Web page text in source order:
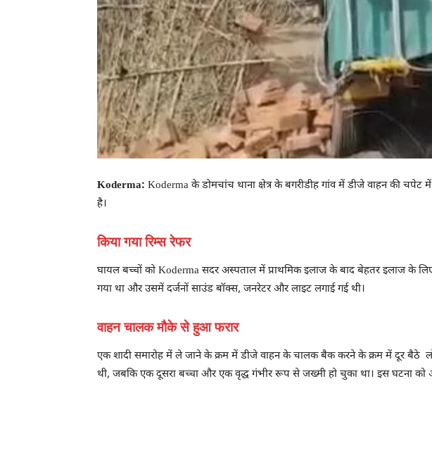
Koderma: Koderma के डोमचांच थाना क्षेत्र के बगरीडीह गांव में डीजे वाहन की
है।
किया गया रिम्स रेफर
घायल बच्चों को Koderma सदर अस्पताल में प्राथमिक इलाज के बाद बेहतर इलाज के
गया था और उसमें दर्जनों साउंड बॉक्स, जनरेटर और लाइट लगाई गई थी।
वाहन चालक मौके से हुआ फरार
एक शादी समारोह में ले जाने के क्रम में डीजे वाहन के चालक बैक करने के क्रम में दूर बैठे
थी, जबकि एक दूसरा बच्चा और एक वृद्ध गंभीर रूप से जख्मी हो चुका था। इस घटना को